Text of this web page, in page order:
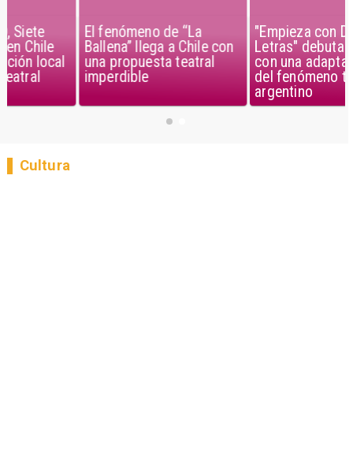
El fenómeno de “La
Ballena” llega a Chile con
una propuesta teatral
imperdible
"Empieza con D, Siete
Letras" debuta en Chile
con una adaptación local
del fenómeno teatral
Cultura